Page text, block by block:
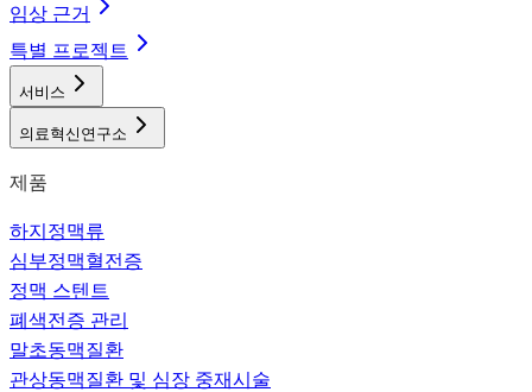
임상 근거
특별 프로젝트
서비스
의료혁신연구소
제품
하지정맥류
심부정맥혈전증
정맥 스텐트
폐색전증 관리
말초동맥질환
관상동맥질환 및 심장 중재시술